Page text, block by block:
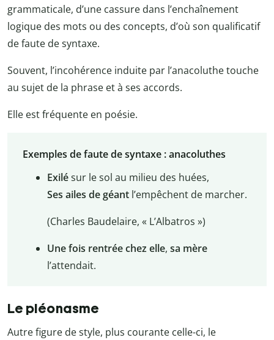
grammaticale, d’une cassure dans l’enchaînement
logique des mots ou des concepts, d’où son qualificatif
de faute de syntaxe.
Souvent, l’incohérence induite par l’anacoluthe touche
au sujet de la phrase et à ses accords.
Elle est fréquente en poésie.
Exemples de faute de syntaxe : anacoluthes
Exilésur le sol au milieu des huées,
Ses ailes de géantl’empêchent de marcher.
(Charles Baudelaire, « L’Albatros »)
Une fois rentrée chez elle, sa mère
l’attendait.
Le pléonasme
Autre figure de style, plus courante celle-ci, le